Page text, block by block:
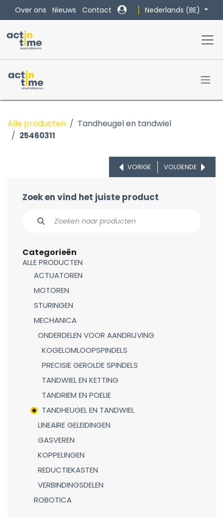
Overslaan naar inhoud
Over ons Nieuws Contact Nederlands (BE)
Alle producten Tandheugel en tandwiel
25460311
VORIGE VOLGENDE
Zoek en vind het juiste product
Categorieën
ALLE PRODUCTEN
ACTUATOREN
MOTOREN
STURINGEN
MECHANICA
ONDERDELEN VOOR AANDRIJVING
KOGELOMLOOPSPINDELS
PRECISIE GEROLDE SPINDELS
TANDWIEL EN KETTING
TANDRIEM EN POELIE
TANDHEUGEL EN TANDWIEL
LINEAIRE GELEIDINGEN
GASVEREN
KOPPELINGEN
REDUCTIEKASTEN
VERBINDINGSDELEN
ROBOTICA